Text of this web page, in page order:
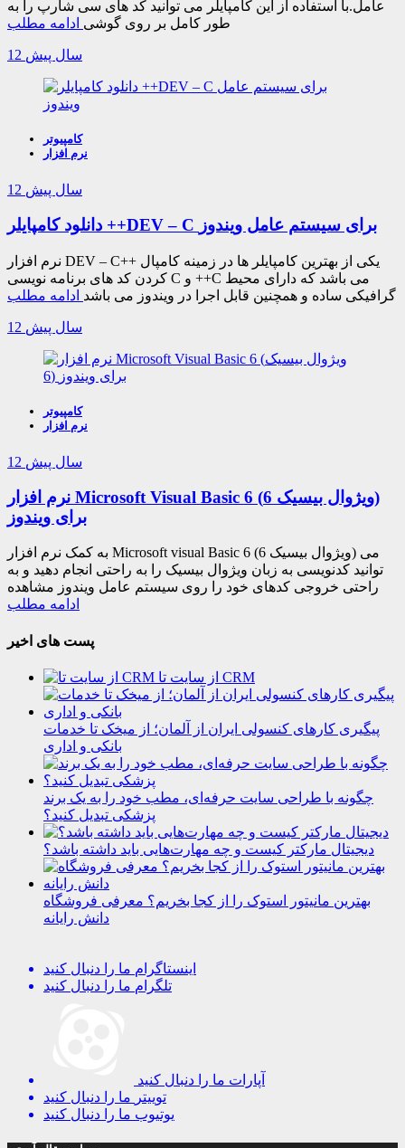
عامل.با استفاده از این کامپایلر می توانید کد های سی شارپ را به
طور کامل بر روی گوشی ادامه مطلب
12 سال پیش
کامپیوتر
نرم افزار
12 سال پیش
دانلود کامپایلر ++DEV – C برای سیستم عامل ویندوز
نرم افزار DEV – C++ یکی از بهترین کامپایلر ها در زمینه کامپال
کردن کد های برنامه نویسی C و ++C می باشد که دارای محیط
گرافیکی ساده و همچنین قابل اجرا در ویندوز می باشد ادامه مطلب
12 سال پیش
کامپیوتر
نرم افزار
12 سال پیش
نرم افزار Microsoft Visual Basic 6 (ویژوال بیسیک 6)
برای ویندوز
به کمک نرم افزار Microsoft visual Basic 6 (ویژوال بیسیک 6) می
توانید کدنویسی به زبان ویژوال بیسیک را به راحتی انجام دهید و به
راحتی خروجی کدهای خود را روی سیستم عامل ویندوز مشاهده
ادامه مطلب
پست های اخیر
از سایت تا CRM
پیگیری کارهای کنسولی ایران از آلمان؛ از میخک تا خدمات
بانکی و اداری
چگونه با طراحی سایت حرفه‌ای، مطب خود را به یک برند
پزشکی تبدیل کنید؟
دیجیتال مارکتر کیست و چه مهارت‌هایی باید داشته باشد؟
بهترین مانیتور استوک را از کجا بخریم؟ معرفی فروشگاه
دانش رایانه
اینستاگرام ما را دنبال کنید
تلگرام ما را دنبال کنید
آپارات ما را دنبال کنید
توییتر ما را دنبال کنید
یوتیوب ما را دنبال کنید